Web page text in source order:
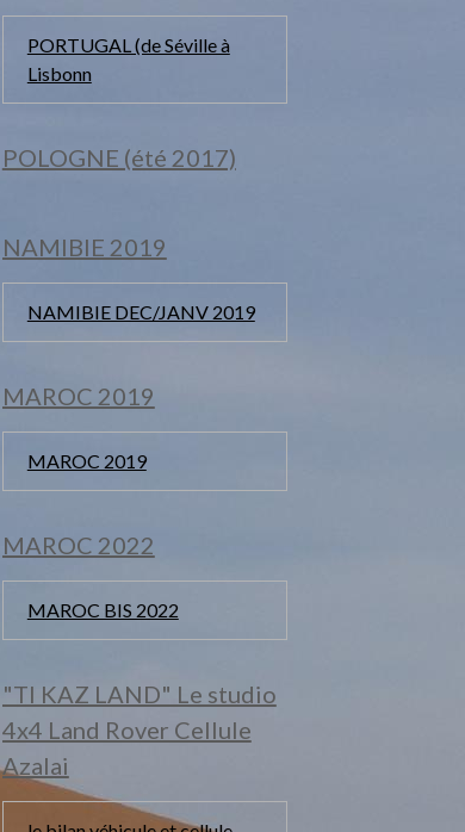
PORTUGAL (de Séville à
Lisbonn
POLOGNE (été 2017)
NAMIBIE 2019
NAMIBIE DEC/JANV 2019
MAROC 2019
MAROC 2019
MAROC 2022
MAROC BIS 2022
"TI KAZ LAND" Le studio
4x4 Land Rover Cellule
Azalai